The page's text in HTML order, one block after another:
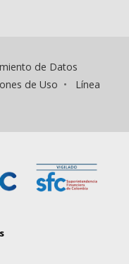
de Datos
de Uso • Línea